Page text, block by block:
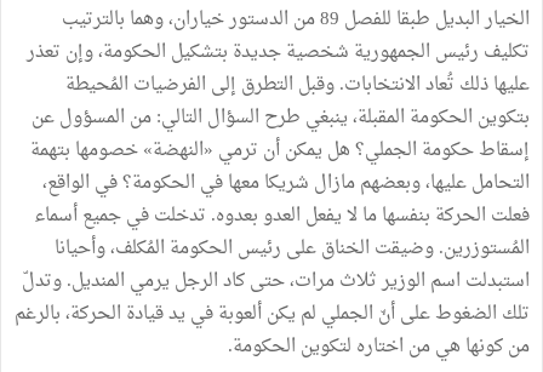
الخيار البديل طبقا للفصل 89 من الدستور خياران، وهما بالترتيب
تكليف رئيس الجمهورية شخصية جديدة بتشكيل الحكومة، وإن تعذر
عليها ذلك تُعاد الانتخابات. وقبل التطرق إلى الفرضيات المُحيطة
بتكوين الحكومة المقبلة، ينبغي طرح السؤال التالي: من المسؤول عن
إسقاط حكومة الجملي؟ هل يمكن أن ترمي «النهضة» خصومها بتهمة
التحامل عليها، وبعضهم مازال شريكا معها في الحكومة؟ في الواقع،
فعلت الحركة بنفسها ما لا يفعل العدو بعدوه. تدخلت في جميع أسماء
المُستوزرين. وضيقت الخناق على رئيس الحكومة المُكلف، وأحيانا
استبدلت اسم الوزير ثلاث مرات، حتى كاد الرجل يرمي المنديل. وتدلّ
تلك الضغوط على أنّ الجملي لم يكن ألعوبة في يد قيادة الحركة، بالرغم
من كونها هي من اختاره لتكوين الحكومة.